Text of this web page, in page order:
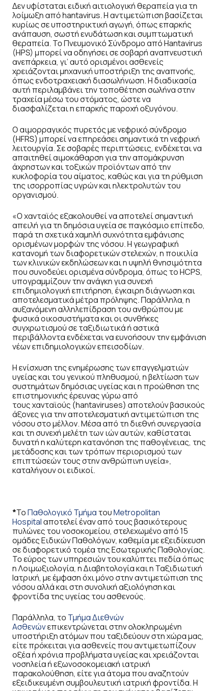
Δεν υφίσταται ειδική αιτιολογική θεραπεία για τη
λοίμωξη από hantavirus. Η αντιμετώπιση βασίζεται
κυρίως σε υποστηρικτική αγωγή, όπως επαρκής
ανάπαυση, σωστή ενυδάτωση και συμπτωματική
θεραπεία. Το Πνευμονικό Σύνδρομο από Hantavirus
(HPS) μπορεί να οδηγήσει σε σοβαρή αναπνευστική
ανεπάρκεια, γι’ αυτό ορισμένοι ασθενείς
χρειάζονται μηχανική υποστήριξη της αναπνοής,
όπως ενδοτραχειακή διασωλήνωση. Η διαδικασία
αυτή περιλαμβάνει την τοποθέτηση σωλήνα στην
τραχεία μέσω του στόματος, ώστε να
διασφαλίζεται η επαρκής παροχή οξυγόνου.
Ο αιμορραγικός πυρετός με νεφρικό σύνδρομο
(HFRS) μπορεί να επηρεάσει σημαντικά τη νεφρική
λειτουργία. Σε σοβαρές περιπτώσεις, ενδέχεται να
απαιτηθεί αιμοκάθαρση για την απομάκρυνση
άχρηστων και τοξικών προϊόντων από την
κυκλοφορία του αίματος, καθώς και για τη ρύθμιση
της ισορροπίας υγρών και ηλεκτρολυτών του
οργανισμού.
«Ο χανταϊός εξακολουθεί να αποτελεί σημαντική
απειλή για τη δημόσια υγεία σε παγκόσμιο επίπεδο,
παρά τη σχετικά χαμηλή συχνότητα εμφάνισης
ορισμένων μορφών της νόσου. Η γεωγραφική
κατανομή των διαφορετικών στελεχών, η ποικιλία
των κλινικών εκδηλώσεων και η υψηλή θνησιμότητα
που συνοδεύει ορισμένα σύνδρομα, όπως το HCPS,
υπογραμμίζουν την ανάγκη για συνεχή
επιδημιολογική επιτήρηση, έγκαιρη διάγνωση και
αποτελεσματικά μέτρα πρόληψης. Παράλληλα, η
αυξανόμενη αλληλεπίδραση του ανθρώπου με
φυσικά οικοσυστήματα και οι συνθήκες
συγχρωτισμού σε ταξιδιωτικά ή αστικά
περιβάλλοντα ενδέχεται να ευνοήσουν την εμφάνιση
νέων επιδημιολογικών επεισοδίων.
Η ενίσχυση της ενημέρωσης των επαγγελματιών
υγείας και του γενικού πληθυσμού, η βελτίωση των
συστημάτων δημόσιας υγείας και η προώθηση της
επιστημονικής έρευνας γύρω από
τους χανταϊούς (hantaviruses) αποτελούν βασικούς
άξονες για την αποτελεσματική αντιμετώπιση της
νόσου στο μέλλον. Μέσα από τη διεθνή συνεργασία
και τη συνεχή μελέτη των ιών αυτών, καθίσταται
δυνατή η καλύτερη κατανόηση της παθογένειας, της
μετάδοσης και των τρόπων περιορισμού των
επιπτώσεών τους στην ανθρώπινη υγεία»,
καταλήγουν οι ειδικοί.
*ΤοΠαθολογικό Τμήμα τουMetropolitan
Hospitalαποτελεί έναν από τους βασικότερους
πυλώνες του νοσοκομείου, στελεχωμένο από 15
ομάδες Ειδικών Παθολόγων, καθεμία με εξειδίκευση
σε διαφορετικό τομέα της Εσωτερικής Παθολογίας.
Το εύρος των υπηρεσιών του καλύπτει πεδία όπως
η Λοιμωξιολογία, η Διαβητολογία και η Ταξιδιωτική
Ιατρική, με έμφαση όχι μόνο στην αντιμετώπιση της
νόσου αλλά και στη συνολική αξιολόγηση και
φροντίδα της υγείας του ασθενούς.
Παράλληλα, το Τμήμα Διεθνών
Ασθενώνεπικεντρώνεται στην ολοκληρωμένη
υποστήριξη ατόμων που ταξιδεύουν στη χώρα μας,
είτε πρόκειται για ασθενείς που αντιμετωπίζουν
οξέα ή χρόνια προβλήματα υγείας και χρειάζονται
νοσηλεία ή εξωνοσοκομειακή ιατρική
παρακολούθηση, είτε για άτομα που αναζητούν
εξειδικευμένη συμβουλευτική ιατρική φροντίδα. Η